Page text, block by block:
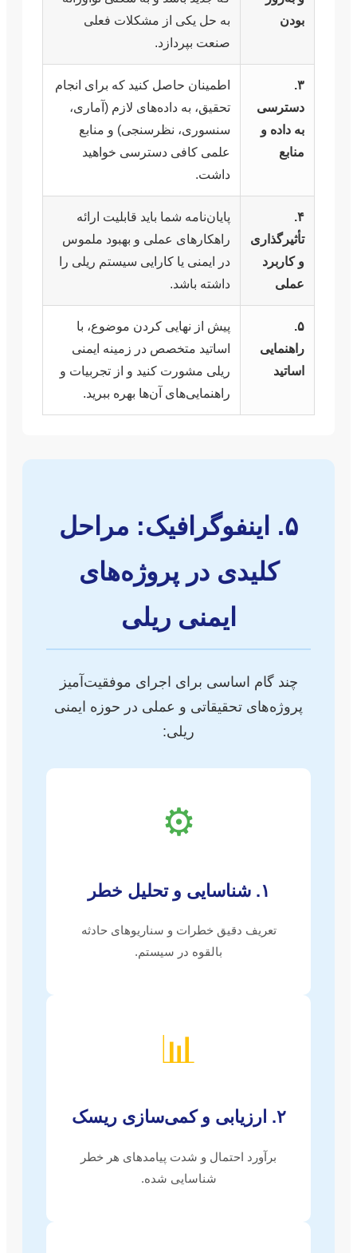
بودن
به حل یکی از مشکلات فعلی
صنعت بپردازد.
۳.
دسترسی
به داده و
منابع
اطمینان حاصل کنید که برای انجام
تحقیق، به داده‌های لازم (آماری،
سنسوری، نظرسنجی) و منابع
علمی کافی دسترسی خواهید
داشت.
۴.
تأثیرگذاری
و کاربرد
عملی
پایان‌نامه شما باید قابلیت ارائه
راهکارهای عملی و بهبود ملموس
در ایمنی یا کارایی سیستم ریلی را
داشته باشد.
۵.
راهنمایی
اساتید
پیش از نهایی کردن موضوع، با
اساتید متخصص در زمینه ایمنی
ریلی مشورت کنید و از تجربیات و
راهنمایی‌های آن‌ها بهره ببرید.
۵. اینفوگرافیک: مراحل
کلیدی در پروژه‌های
ایمنی ریلی
چند گام اساسی برای اجرای موفقیت‌آمیز
پروژه‌های تحقیقاتی و عملی در حوزه ایمنی
ریلی:
⚙️
۱. شناسایی و تحلیل خطر
تعریف دقیق خطرات و سناریوهای حادثه
بالقوه در سیستم.
📊
۲. ارزیابی و کمی‌سازی ریسک
برآورد احتمال و شدت پیامدهای هر خطر
شناسایی شده.